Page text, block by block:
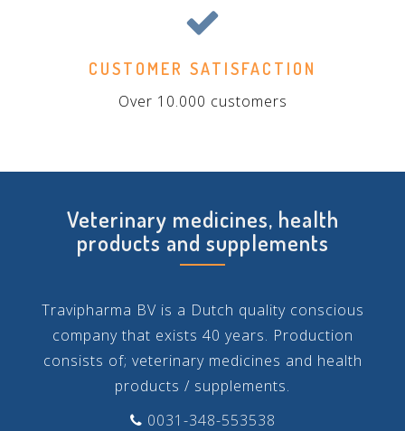
CUSTOMER SATISFACTION
Over 10.000 customers
Veterinary medicines, health
products and supplements
Travipharma BV is a Dutch quality conscious
company that exists 40 years. Production
consists of; veterinary medicines and health
products / supplements.
0031-348-553538